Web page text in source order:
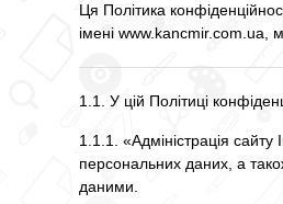
Ця Політика
імені www.kancmir.com.ua,
1.1. У цій Політиці
1.1.1. «Адміністрація сайту
персональних даних, а
даними.